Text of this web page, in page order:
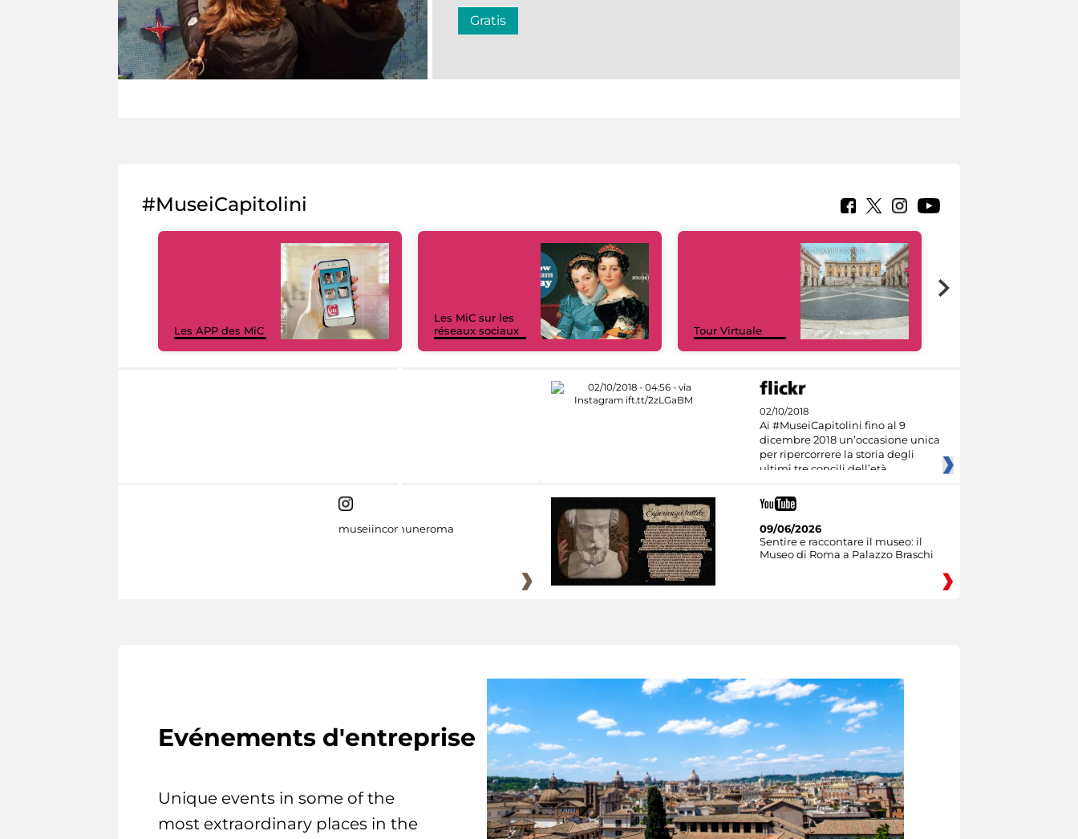
Gratis
#MuseiCapitolini
Les APP des MiC
Les MiC sur les
réseaux sociaux
Tour Virtuale
02/10/2018
Ai #MuseiCapitolini fino al 9
dicembre 2018 un’occasione unica
per ripercorrere la storia degli
ultimi tre concili dell’età
museiincomuneroma
09/06/2026
Sentire e raccontare il museo: il
Museo di Roma a Palazzo Braschi
Evénements d'entreprise
Unique events in some of the
most extraordinary places in the